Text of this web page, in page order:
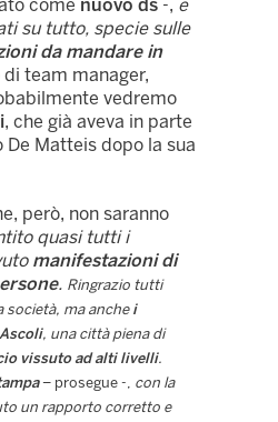
come nuovo ds -, e
su tutto, specie sulle
da mandare in
di team manager,
vedremo
, che già aveva in parte
Matteis dopo la sua
però, non saranno
quasi tutti i
manifestazioni di
. Ringrazio tutti
società, ma anche i
, una città piena di
vissuto ad alti livelli.
– prosegue -, con la
un rapporto corretto e